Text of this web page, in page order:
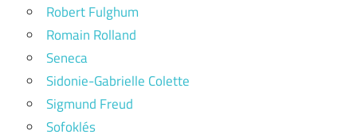
Robert Fulghum
Romain Rolland
Seneca
Sidonie-Gabrielle Colette
Sigmund Freud
Sofoklés